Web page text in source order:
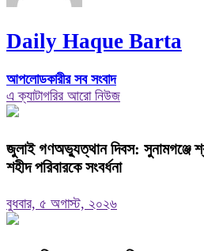
Daily Haque Barta
আপলোডকারীর সব সংবাদ
এ ক্যাটাগরির আরো নিউজ
জুলাই গণঅভ্যুত্থান দিবস: সুনামগঞ্জে
শহীদ পরিবারকে সংবর্ধনা
বুধবার, ৫ অগাস্ট, ২০২৬